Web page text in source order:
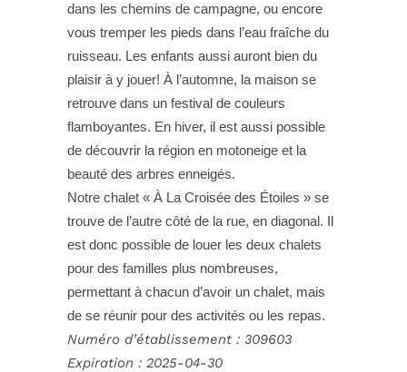
dans les chemins de campagne, ou encore
vous tremper les pieds dans l’eau fraîche du
ruisseau. Les enfants aussi auront bien du
plaisir à y jouer! À l’automne, la maison se
retrouve dans un festival de couleurs
flamboyantes. En hiver, il est aussi possible
de découvrir la région en motoneige et la
beauté des arbres enneigés.
Notre chalet « À La Croisée des Étoiles » se
trouve de l’autre côté de la rue, en diagonal. Il
est donc possible de louer les deux chalets
pour des familles plus nombreuses,
permettant à chacun d’avoir un chalet, mais
de se réunir pour des activités ou les repas.
Numéro d’établissement : 309603
Expiration : 2025-04-30